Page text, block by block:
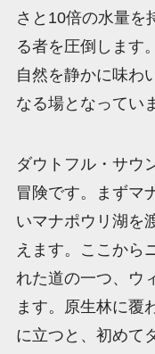
さと10倍の水量を
る者を圧倒します
自然を静かに味わ
なる場となってい
ダウトフル・サウ
冒険です。まずマ
いマナポウリ湖を
えます。ここから
れた道の一つ、ウ
ます。原生林に覆
に立つと、初めて